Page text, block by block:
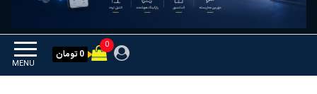
MENU
0
0 تومان